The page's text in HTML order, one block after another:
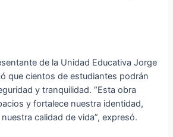
de la Unidad Educativa Jorge
que cientos de estudiantes podrán
y tranquilidad. “Esta obra
y fortalece nuestra identidad,
calidad de vida”, expresó.